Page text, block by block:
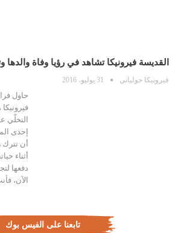
القديسة فيرونيكا تشاهد في رؤيا وفاة والدها
فيرونيكا جولياني 31 يوليو، 2016
حاول
التخلّي
إحدى
أن تترك
أثناء
دفعها
الآن،
تابعنا على الفيس بوك